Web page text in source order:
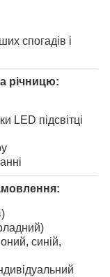
спогадів і
річницю:
LED підсвітці
синій,